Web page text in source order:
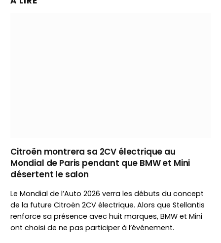
Citroën montrera sa 2CV électrique au
Mondial de Paris pendant que BMW et Mini
désertent le salon
Le Mondial de l’Auto 2026 verra les débuts du concept
de la future Citroën 2CV électrique. Alors que Stellantis
renforce sa présence avec huit marques, BMW et Mini
ont choisi de ne pas participer à l’événement.